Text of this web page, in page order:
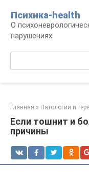
контенту
Психика-health
О
нарушениях
Главная » Патологии и
Если тошнит и
причины